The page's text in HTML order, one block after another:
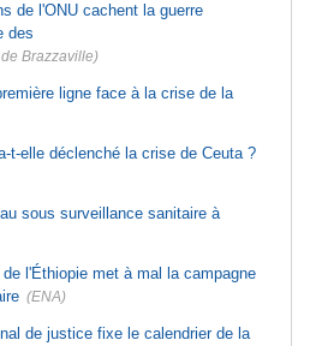
de l'ONU cachent la guerre
des
Brazzaville)
ligne face à la crise de la
t-elle déclenché la crise de Ceuta ?
sous surveillance sanitaire à
de l'Éthiopie met à mal la campagne
(ENA)
de justice fixe le calendrier de la